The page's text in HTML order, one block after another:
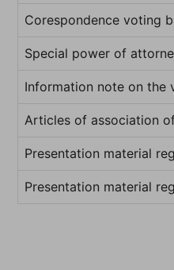
Corespondence voting
Special power of
Information note on the
Articles of association
Presentation material
Presentation material